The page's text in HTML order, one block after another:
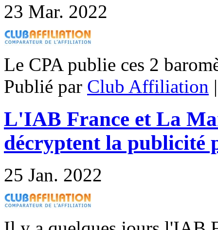
23 Mar. 2022
Le CPA publie ces 2
Publié par Club Affiliation
L'IAB France et La
décryptent la publicité
25 Jan. 2022